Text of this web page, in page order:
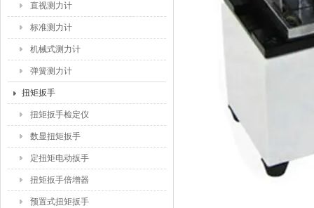
直视测力计
标准测力计
机械式测力计
弹簧测力计
扭矩扳手
扭矩扳手检定仪
数显扭矩扳手
定扭矩电动扳手
扭矩扳手倍增器
预置式扭矩扳手